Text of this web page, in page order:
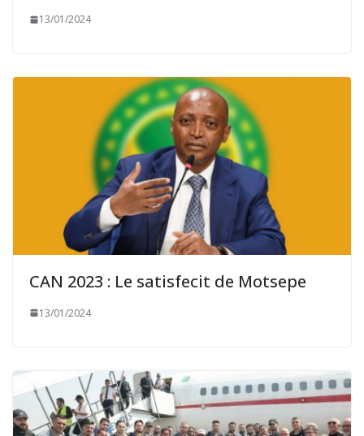
13/01/2024
CAN 2023 : Le satisfecit de Motsepe
13/01/2024